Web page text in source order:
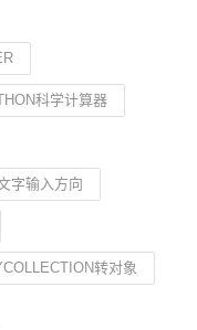
科学计算器
字输入方向
转对象